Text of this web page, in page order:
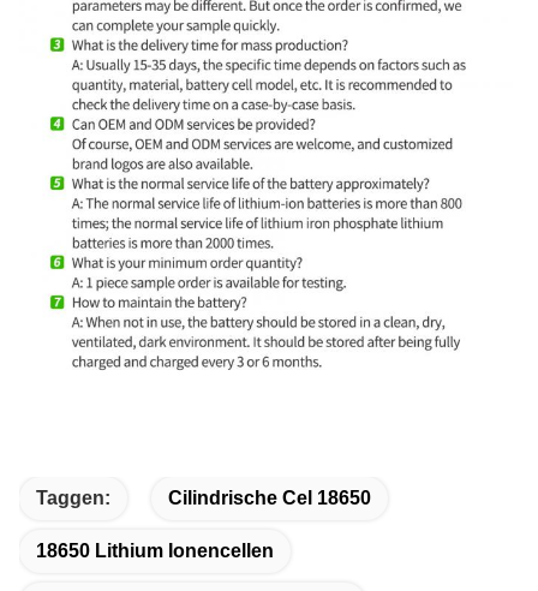
Taggen: Cilindrische Cel 18650
18650 Lithium Ionencellen